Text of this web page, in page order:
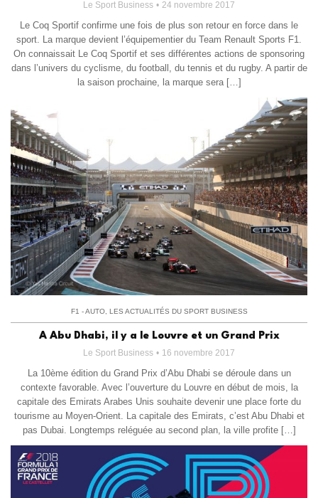
Le Sport Business 24 novembre 2017
Le Coq Sportif confirme une fois de plus son retour en force dans le
sport. La marque devient l’équipementier du Team Renault Sports F1.
On connaissait Le Coq Sportif et ses différentes actions de sponsoring
dans l’univers du cyclisme, du football, du tennis et du rugby. A partir de
la saison prochaine, la marque sera […]
F1 - AUTO, LES ACTUALITÉS DU SPORT BUSINESS
A Abu Dhabi, il y a le Louvre et un Grand Prix
Le Sport Business 16 novembre 2017
La 10ème édition du Grand Prix d’Abu Dhabi se déroule dans un
contexte favorable. Avec l’ouverture du Louvre en début de mois, la
capitale des Emirats Arabes Unis souhaite devenir une place forte du
tourisme au Moyen-Orient. La capitale des Emirats, c’est Abu Dhabi et
pas Dubai. Longtemps reléguée au second plan, la ville profite […]